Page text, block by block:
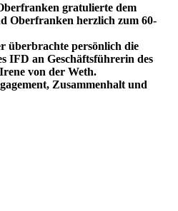
gratulierte dem
Oberfranken herzlich zum 60-
überbrachte persönlich die
IFD an Geschäftsführerin des
von der Weth.
Zusammenhalt und